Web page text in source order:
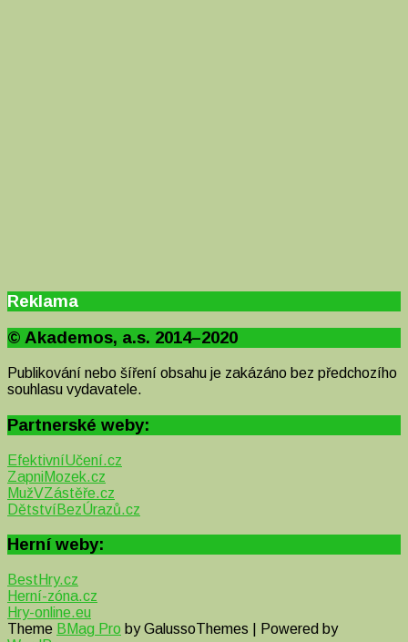
Reklama
© Akademos, a.s. 2014–2020
Publikování nebo šíření obsahu je zakázáno bez předchozího
souhlasu vydavatele.
Partnerské weby:
EfektivníUčení.cz
ZapniMozek.cz
MužVZástěře.cz
DětstvíBezÚrazů.cz
Herní weby:
BestHry.cz
Herní-zóna.cz
Hry-online.eu
Theme BMag Pro by GalussoThemes | Powered by